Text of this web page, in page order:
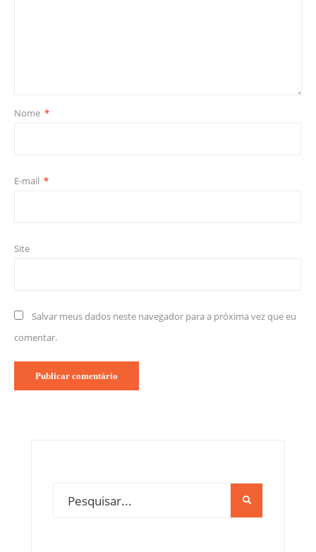
Nome *
E-mail *
Site
Salvar meus dados neste navegador para a próxima vez que eu
comentar.